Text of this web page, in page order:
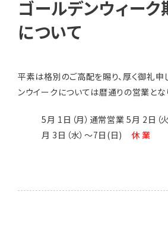
ゴールデンウィー
について
平素は格別のご高配を賜り、厚く御礼申
ンウイークについては暦通りの営業とな
5月 1日（月）通常営業 5月 2日（
月 3日（水）～7日(日) 休 業